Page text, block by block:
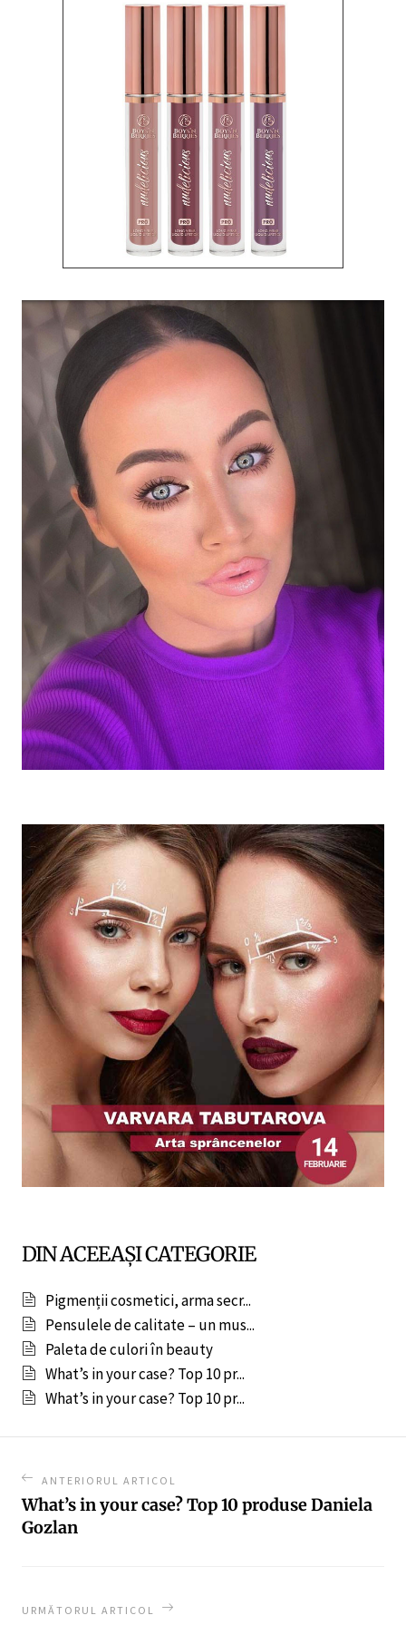
DIN ACEEAȘI CATEGORIE
Pigmenții cosmetici, arma secr...
Pensulele de calitate – un mus...
Paleta de culori în beauty
What’s in your case? Top 10 pr...
What’s in your case? Top 10 pr...
ANTERIORUL ARTICOL
What’s in your case? Top 10 produse Daniela
Gozlan
URMĂTORUL ARTICOL